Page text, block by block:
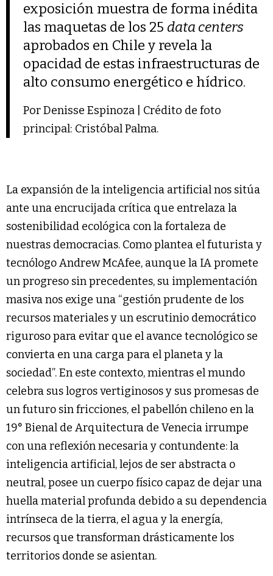
exposición muestra de forma inédita
las maquetas de los 25 data centers
aprobados en Chile y revela la
opacidad de estas infraestructuras de
alto consumo energético e hídrico.
Por Denisse Espinoza | Crédito de foto
principal: Cristóbal Palma.
La expansión de la inteligencia artificial nos sitúa
ante una encrucijada crítica que entrelaza la
sostenibilidad ecológica con la fortaleza de
nuestras democracias. Como plantea el futurista y
tecnólogo Andrew McAfee, aunque la IA promete
un progreso sin precedentes, su implementación
masiva nos exige una “gestión prudente de los
recursos materiales y un escrutinio democrático
riguroso para evitar que el avance tecnológico se
convierta en una carga para el planeta y la
sociedad”. En este contexto, mientras el mundo
celebra sus logros vertiginosos y sus promesas de
un futuro sin fricciones, el pabellón chileno en la
19° Bienal de Arquitectura de Venecia irrumpe
con una reflexión necesaria y contundente: la
inteligencia artificial, lejos de ser abstracta o
neutral, posee un cuerpo físico capaz de dejar una
huella material profunda debido a su dependencia
intrínseca de la tierra, el agua y la energía,
recursos que transforman drásticamente los
territorios donde se asientan.